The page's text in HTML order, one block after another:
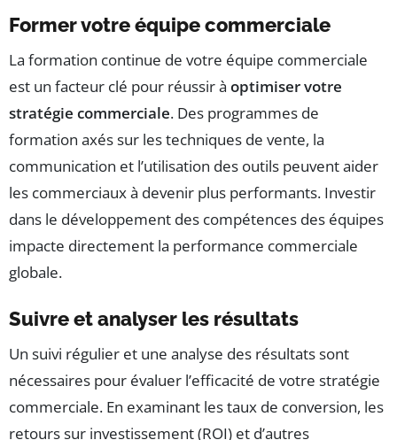
Former votre équipe commerciale
La formation continue de votre équipe commerciale
est un facteur clé pour réussir à optimiser votre
stratégie commerciale. Des programmes de
formation axés sur les techniques de vente, la
communication et l’utilisation des outils peuvent aider
les commerciaux à devenir plus performants. Investir
dans le développement des compétences des équipes
impacte directement la performance commerciale
globale.
Suivre et analyser les résultats
Un suivi régulier et une analyse des résultats sont
nécessaires pour évaluer l’efficacité de votre stratégie
commerciale. En examinant les taux de conversion, les
retours sur investissement (ROI) et d’autres